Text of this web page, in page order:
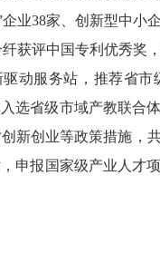
业38家、创新型中小企
获评中国专利优秀奖
动服务站，推荐省市
选省级市域产教联合
新创业等政策措施，
申报国家级产业人才